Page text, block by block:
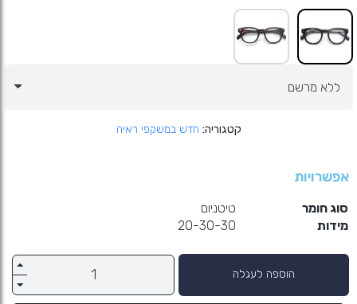
קטגוריה חדש במשקפי ראיה
אפשרויות
סוג חומר
טיטניום
מידות
20-30-30
הוספה לעגלה